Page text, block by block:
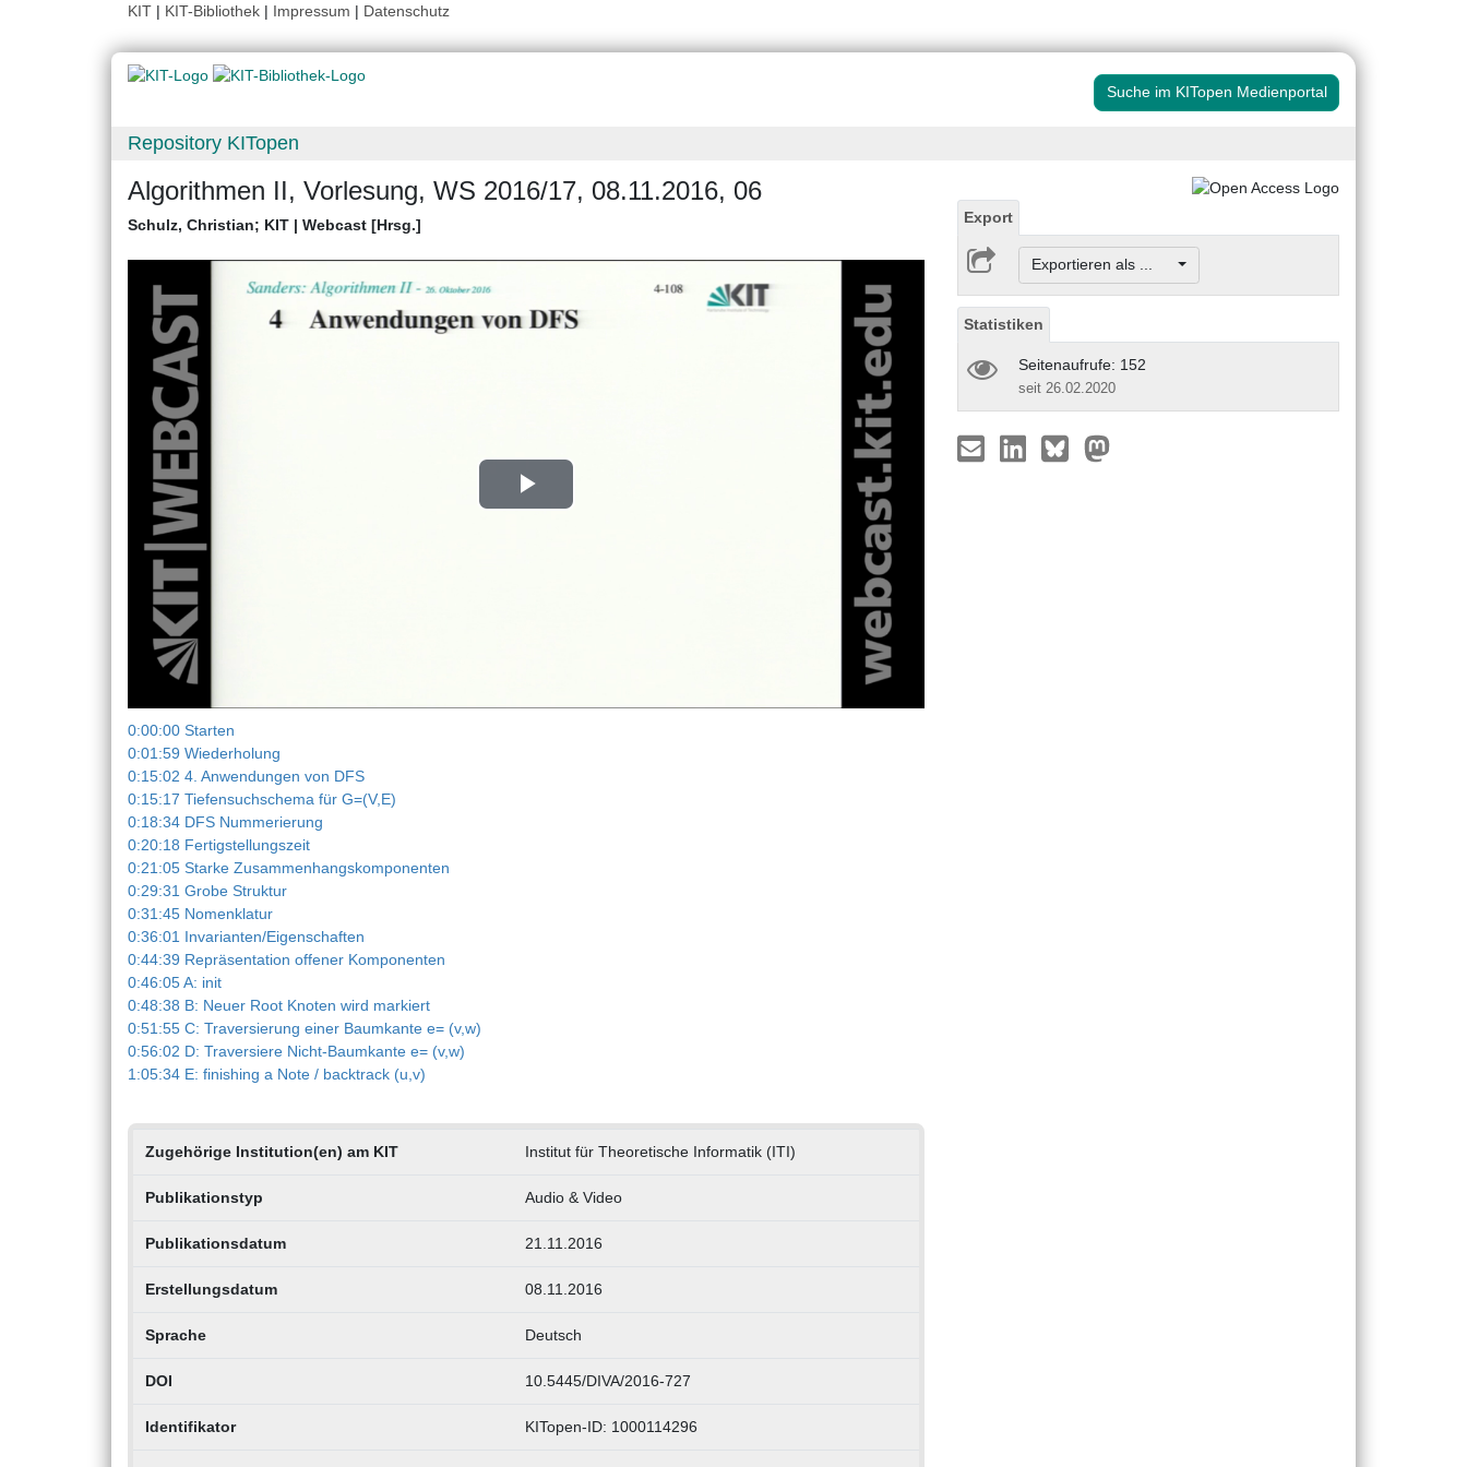
KIT | KIT-Bibliothek | Impressum | Datenschutz
Suche im KITopen Medienportal
Repository KITopen
Algorithmen II, Vorlesung, WS 2016/17, 08.11.2016, 06
Schulz, Christian; KIT | Webcast [Hrsg.]
Play
0:00:00 Starten
0:01:59 Wiederholung
0:15:02 4. Anwendungen von DFS
0:15:17 Tiefensuchschema für G=(V,E)
0:18:34 DFS Nummerierung
0:20:18 Fertigstellungszeit
0:21:05 Starke Zusammenhangskomponenten
0:29:31 Grobe Struktur
0:31:45 Nomenklatur
0:36:01 Invarianten/Eigenschaften
0:44:39 Repräsentation offener Komponenten
0:46:05 A: init
0:48:38 B: Neuer Root Knoten wird markiert
0:51:55 C: Traversierung einer Baumkante e= (v,w)
0:56:02 D: Traversiere Nicht-Baumkante e= (v,w)
1:05:34 E: finishing a Note / backtrack (u,v)
Zugehörige Institution(en) am KIT Institut für Theoretische Informatik (ITI)
Publikationstyp Audio & Video
Publikationsdatum 21.11.2016
Erstellungsdatum 08.11.2016
Sprache Deutsch
DOI 10.5445/DIVA/2016-727
Identifikator KITopen-ID: 1000114296
Export
Exportieren als ...
Statistiken
Seitenaufrufe: 152
seit 26.02.2020